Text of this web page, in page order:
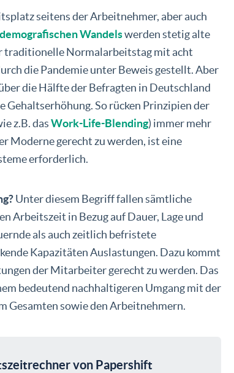
seitens der Arbeitnehmer, aber auch
demografischen Wandelswerden stetig alte
traditionelle Normalarbeitstag mit acht
die Pandemie unter Beweis gestellt. Aber
die Hälfte der Befragten in Deutschland
Gehaltserhöhung. So rücken Prinzipien der
z.B. dasWork-Life-Blending) immer mehr
Moderne gerecht zu werden, ist eine
erforderlich.
Unter diesem Begriff fallen sämtliche
Arbeitszeit in Bezug auf Dauer, Lage und
als auch zeitlich befristete
Kapazitäten Auslastungen. Dazu kommt
der Mitarbeiter gerecht zu werden. Das
bedeutend nachhaltigeren Umgang mit der
Gesamten sowie den Arbeitnehmern.
von Papershift